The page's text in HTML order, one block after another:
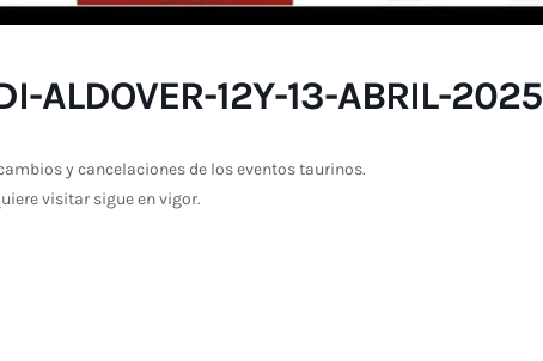
ALDOVER-12Y-13-ABRIL-2025
y cancelaciones de los eventos taurinos.
visitar sigue en vigor.